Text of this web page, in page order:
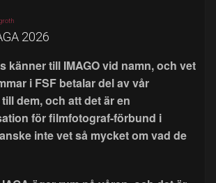
2026
känner till IMAGO vid namn, och vet
i FSF betalar del av vår
dem, och att det är en
för filmfotograf-förbund i
inte vet så mycket om vad de